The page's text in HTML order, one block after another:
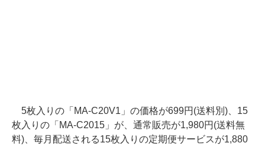
5枚入りの「MA-C20V1」の価格が699円(送料別)、15
枚入りの「MA-C2015」が、通常販売が1,980円(送料無
料)、毎月配送される15枚入りの定期便サービスが1,880